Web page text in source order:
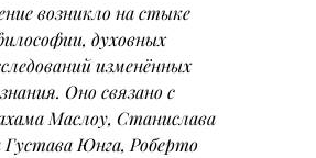
возникло на стыке
духовных
изменённых
Оно связано с
Маслоу, Станислава
Юнга, Роберто